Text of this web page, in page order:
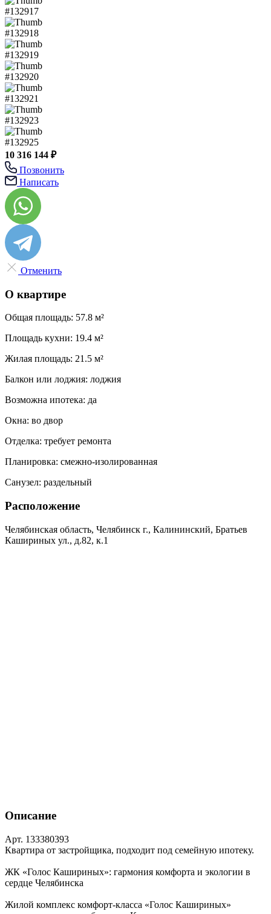
10 316 144 ₽
Позвонить
Написать
Отменить
О квартире
Общая площадь: 57.8 м²
Площадь кухни: 19.4 м²
Жилая площадь: 21.5 м²
Балкон или лоджия: лоджия
Возможна ипотека: да
Окна: во двор
Отделка: требует ремонта
Планировка: смежно-изолированная
Санузел: раздельный
Расположение
Челябинская область, Челябинск г., Калининский, Братьев
Кашириных ул., д.82, к.1
Описание
Арт. 133380393
Квартира от застройщика, подходит под семейную ипотеку.
ЖК «Голос Кашириных»: гармония комфорта и экологии в
сердце Челябинска
Жилой комплекс комфорт‑класса «Голос Кашириных»